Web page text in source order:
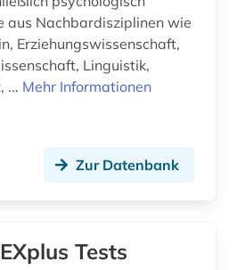
(1)
(1)
aus Nachbardisziplinen wie
Erziehungswissenschaft,
Linguistik,
... Mehr Informationen
Zur Datenbank
Tests